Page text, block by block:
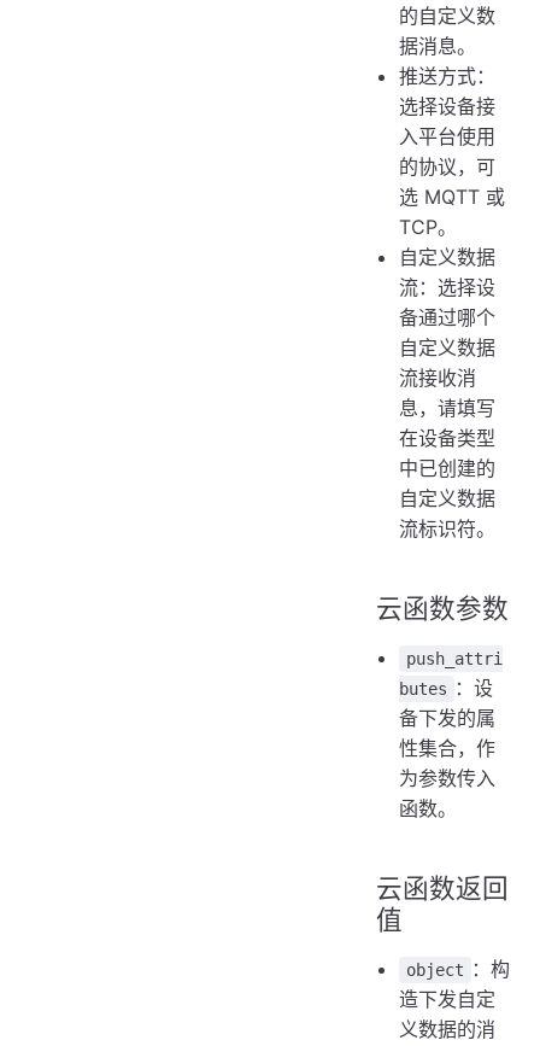
的自定义数
据消息。
推送方式：
选择设备接
入平台使用
的协议，可
选 MQTT 或
TCP。
自定义数据
流：选择设
备通过哪个
自定义数据
流接收消
息，请填写
在设备类型
中已创建的
自定义数据
流标识符。
云函数参数
push_attri
butes
：设
备下发的属
性集合，作
为参数传入
函数。
云函数返回
值
object
：构
造下发自定
义数据的消